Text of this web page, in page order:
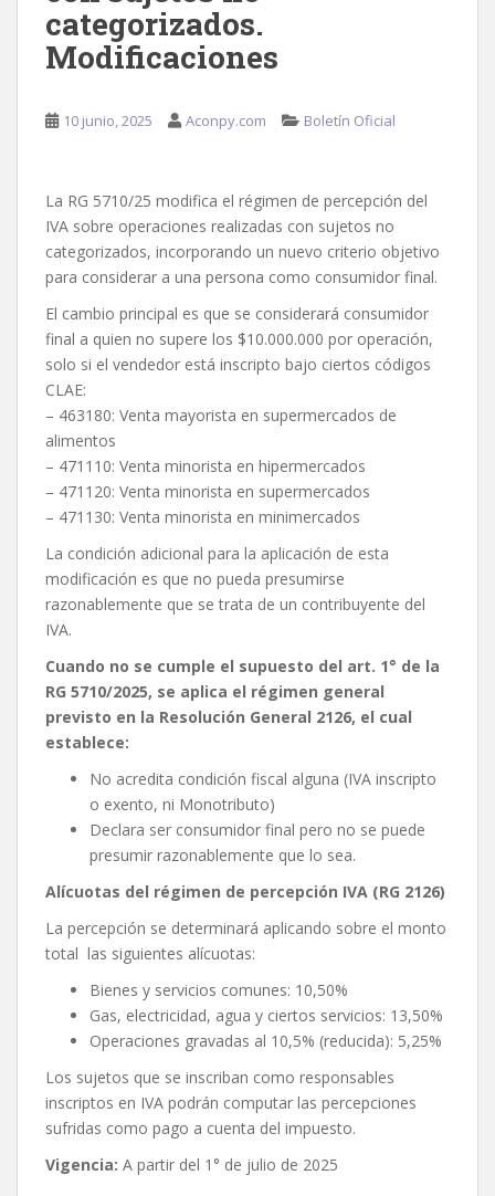
categorizados.
Modificaciones
10 junio, 2025 Aconpy.com Boletín Oficial
La RG 5710/25 modifica el régimen de percepción del
IVA sobre operaciones realizadas con sujetos no
categorizados, incorporando un nuevo criterio objetivo
para considerar a una persona como consumidor final.
El cambio principal es que se considerará consumidor
final a quien no supere los $10.000.000 por operación,
solo si el vendedor está inscripto bajo ciertos códigos
CLAE:
– 463180: Venta mayorista en supermercados de
alimentos
– 471110: Venta minorista en hipermercados
– 471120: Venta minorista en supermercados
– 471130: Venta minorista en minimercados
La condición adicional para la aplicación de esta
modificación es que no pueda presumirse
razonablemente que se trata de un contribuyente del
IVA.
Cuando no se cumple el supuesto del art. 1° de la
RG 5710/2025, se aplica el régimen general
previsto en la Resolución General 2126, el cual
establece:
No acredita condición fiscal alguna (IVA inscripto
o exento, ni Monotributo)
Declara ser consumidor final pero no se puede
presumir razonablemente que lo sea.
Alícuotas del régimen de percepción IVA (RG 2126)
La percepción se determinará aplicando sobre el monto
total las siguientes alícuotas:
Bienes y servicios comunes: 10,50%
Gas, electricidad, agua y ciertos servicios: 13,50%
Operaciones gravadas al 10,5% (reducida): 5,25%
Los sujetos que se inscriban como responsables
inscriptos en IVA podrán computar las percepciones
sufridas como pago a cuenta del impuesto.
Vigencia: A partir del 1° de julio de 2025